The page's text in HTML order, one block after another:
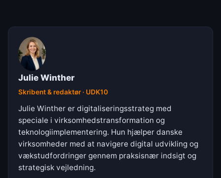
Julie Winther
Skribent & redaktør · UDK10
Julie Winther er digitaliseringsstrateg med
speciale i virksomhedstransformation og
teknologiimplementering. Hun hjælper danske
virksomheder med at navigere digital udvikling og
vækstudfordringer gennem praksisnær indsigt og
strategisk vejledning.